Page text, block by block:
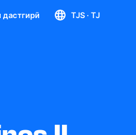
TJS · TJ